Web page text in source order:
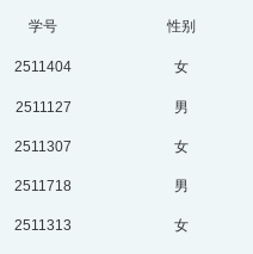
学号 性别
2511404 女
2511127 男
2511307 女
2511718 男
2511313 女